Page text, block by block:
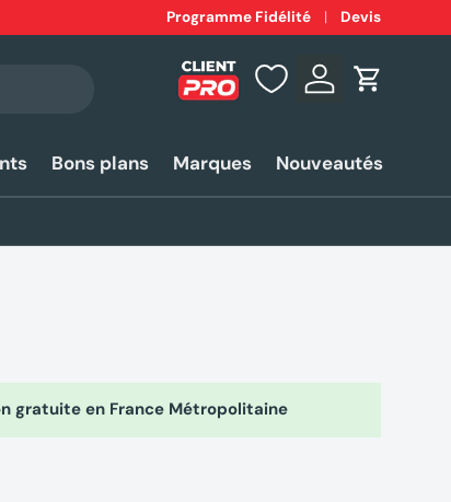
Expéditionrapide 24-48h*
Programme Fidélité Devis
Se connecter
Panier
Bons plans Marques Nouveautés
gratuite en France Métropolitaine